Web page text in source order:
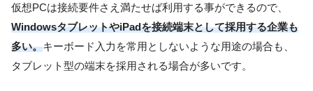
仮想PCは接続要件さえ満たせば利用する事ができるので、
WindowsタブレットやiPadを接続端末として採用する企業も
多い。キーボード入力を常用としないような用途の場合も、
タブレット型の端末を採用される場合が多いです。